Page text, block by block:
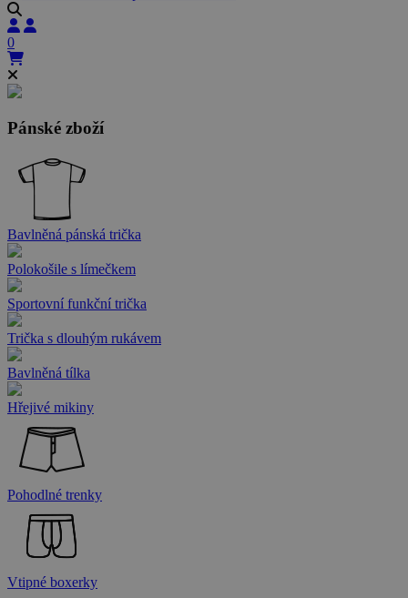
0
Pánské zboží
Bavlněná pánská trička
Polokošile s límečkem
Sportovní funkční trička
Trička s dlouhým rukávem
Bavlněná tílka
Hřejivé mikiny
Pohodlné trenky
Vtipné boxerky